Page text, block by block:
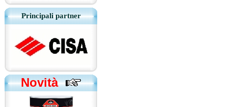
Principali partner
Novità